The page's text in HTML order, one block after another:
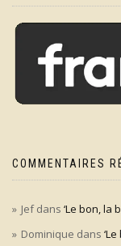
COMMENTAIRES
Jefdans ‘Le bon, la
Dominique dans